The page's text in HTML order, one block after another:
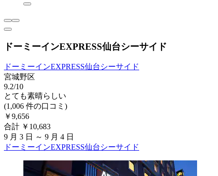
ドーミーインEXPRESS仙台シーサイド
ドーミーインEXPRESS仙台シーサイド
宮城野区
9.2/10
とても素晴らしい
(1,006 件の口コミ)
￥9,656
合計 ￥10,683
9 月 3 日 ～ 9 月 4 日
ドーミーインEXPRESS仙台シーサイド